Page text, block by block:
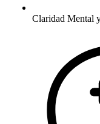
Claridad Mental